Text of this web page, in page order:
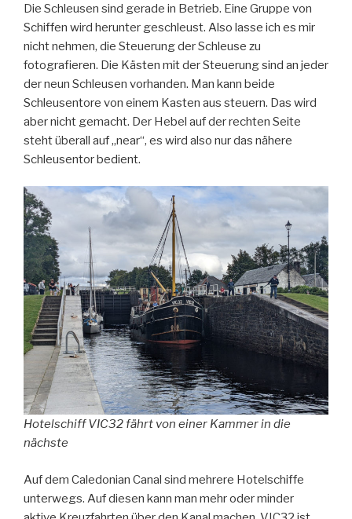
Die Schleusen sind gerade in Betrieb. Eine Gruppe von
Schiffen wird herunter geschleust. Also lasse ich es mir
nicht nehmen, die Steuerung der Schleuse zu
fotografieren. Die Kästen mit der Steuerung sind an jeder
der neun Schleusen vorhanden. Man kann beide
Schleusentore von einem Kasten aus steuern. Das wird
aber nicht gemacht. Der Hebel auf der rechten Seite
steht überall auf „near“, es wird also nur das nähere
Schleusentor bedient.
Hotelschiff VIC32 fährt von einer Kammer in die
nächste
Auf dem Caledonian Canal sind mehrere Hotelschiffe
unterwegs. Auf diesen kann man mehr oder minder